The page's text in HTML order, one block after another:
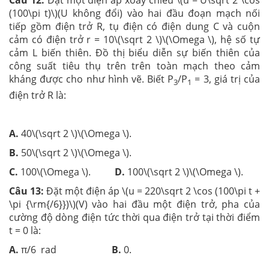
(100\pi t)\)(U không đổi) vào hai đầu đoạn mạch nối
tiếp gồm điện trở R, tụ điện có điện dung C và cuộn
cảm có điện trở r = 10\(\sqrt 2 \)\(\Omega \), hệ số tự
cảm L biến thiên. Đồ thị biểu diễn sự biến thiên của
công suất tiêu thụ trên trên toàn mạch theo cảm
kháng được cho như hình vẽ. Biết P3/P1 = 3, giá trị của
điện trở R là:
A. 40\(\sqrt 2 \)\(\Omega \).
B. 50\(\sqrt 2 \)\(\Omega \).
C. 100\(\Omega \). D. 100\(\sqrt 2 \)\(\Omega \).
Câu 13: Đặt một điện áp \(u = 220\sqrt 2 \cos (100\pi t +
\pi {\rm{/6}})\)(V) vào hai đầu một điện trở, pha của
cường độ dòng điện tức thời qua điện trở tại thời điểm
t = 0 là:
A. π/6 rad B. 0.